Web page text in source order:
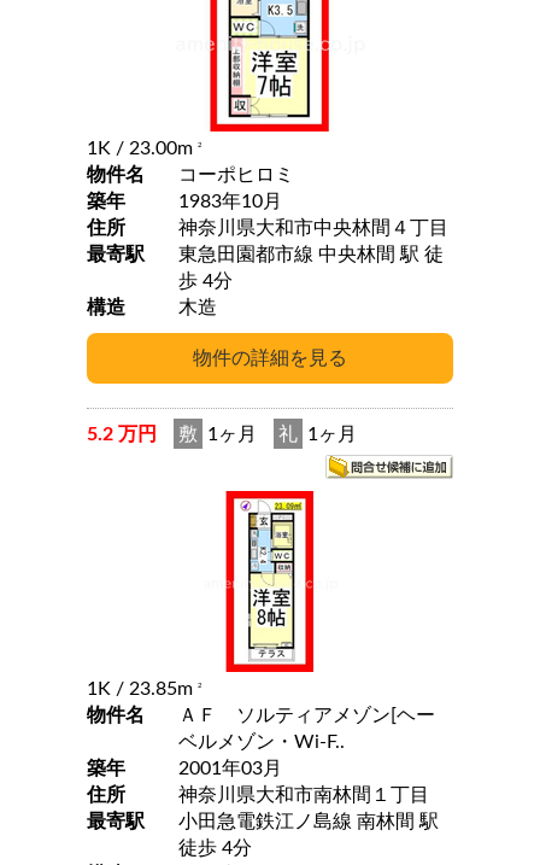
1K / 23.00m 2
物件名
コーポヒロミ
築年
1983年10月
住所
神奈川県大和市中央林間４丁目
最寄駅
東急田園都市線 中央林間 駅 徒
歩 4分
構造
木造
5.2 万円 敷 1ヶ月 礼 1ヶ月
1K / 23.85m 2
物件名
ＡＦ ソルティアメゾン[ヘー
ベルメゾン・Wi-F..
築年
2001年03月
住所
神奈川県大和市南林間１丁目
最寄駅
小田急電鉄江ノ島線 南林間 駅
徒歩 4分